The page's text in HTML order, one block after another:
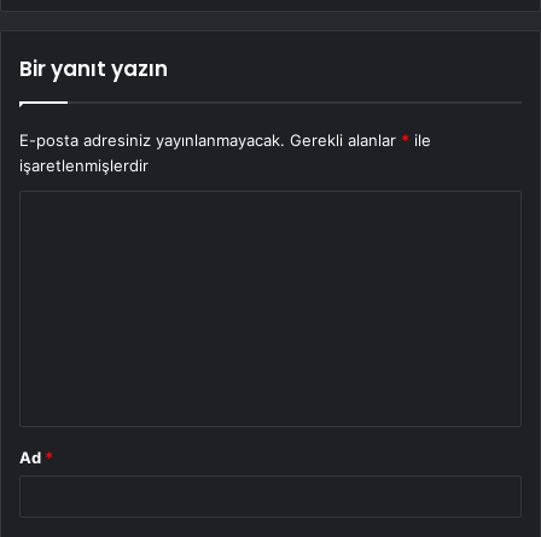
Bir yanıt yazın
E-posta adresiniz yayınlanmayacak. Gerekli alanlar * ile
işaretlenmişlerdir
Ad *